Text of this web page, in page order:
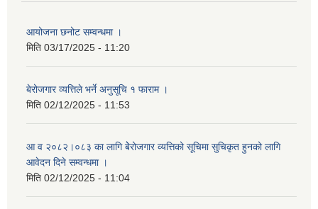
आयोजना छनोट सम्वन्धमा ।
मिति 03/17/2025 - 11:20
बेरोजगार व्यत्तिले भर्ने अनुसूचि १ फाराम ।
मिति 02/12/2025 - 11:53
आ व २०८२।०८३ का लागि बेेरोजगार व्यत्तिको सूचिमा सुचिकृत हुनको लागि
आवेदन दिने सम्वन्धमा ।
मिति 02/12/2025 - 11:04